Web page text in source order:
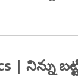
| నిన్ను